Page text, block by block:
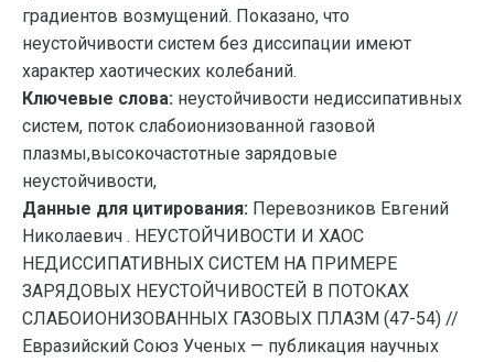
градиентов возмущений. Показано, что
неустойчивости систем без диссипации имеют
характер хаотических колебаний.
Ключевые слова: неустойчивости недиссипативных
систем, поток слабоионизованной газовой
плазмы,высокочастотные зарядовые
неустойчивости,
Данные для цитирования: Перевозников Евгений
Николаевич . НЕУСТОЙЧИВОСТИ И ХАОС
НЕДИССИПАТИВНЫХ СИСТЕМ НА ПРИМЕРЕ
ЗАРЯДОВЫХ НЕУСТОЙЧИВОСТЕЙ В ПОТОКАХ
СЛАБОИОНИЗОВАННЫХ ГАЗОВЫХ ПЛАЗМ (47-54) //
Евразийский Союз Ученых — публикация научных